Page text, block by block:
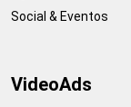
Social & Eventos
VideoAds